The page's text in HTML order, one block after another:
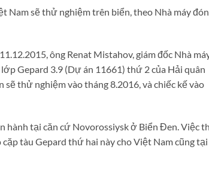
Nam sẽ thử nghiệm trên biển, theo Nhà máy
ông Renat Mistahov, giám đốc Nhà
Gepard 3.9 (Dự án 11661) thứ 2 của Hải quân
thử nghiệm vào tháng 8.2016, và chiếc kế vào
tại căn cứ Novorossiysk ở Biển Đen. Việc
tàu Gepard thứ hai này cho Việt Nam cũng tại